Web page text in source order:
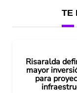
TE
Risaralda
mayor
para